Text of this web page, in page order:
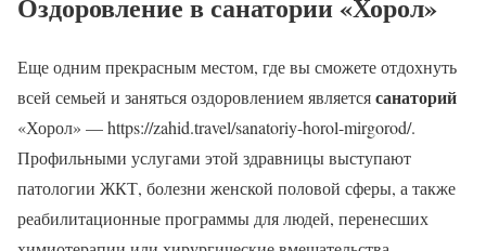
Еще одним прекрасным местом, где вы сможете отдохнуть
всей семьей и заняться оздоровлением являетсясанаторий
«Хорол» — https://zahid.travel/sanatoriy-horol-mirgorod/.
Профильными услугами этой здравницы выступают
патологии ЖКТ, болезни женской половой сферы, а также
реабилитационные программы для людей, перенесших